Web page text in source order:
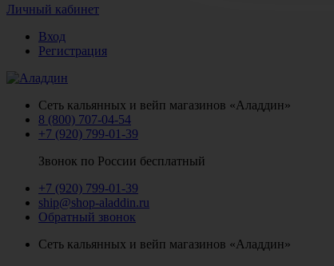
Личный кабинет
Вход
Регистрация
Сеть кальянных и вейп магазинов «Аладдин»
8 (800) 707-04-54
+7 (920) 799-01-39
Звонок по России бесплатный
+7 (920) 799-01-39
ship@shop-aladdin.ru
Обратный звонок
Сеть кальянных и вейп магазинов «Аладдин»